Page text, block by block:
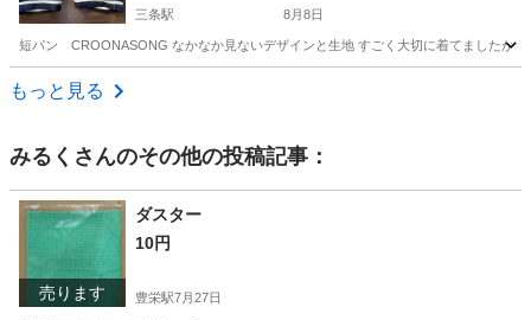
三条駅 8月8日
短パン CROONASONG なかなか見ないデザインと生地 すごく大切に着てましたが
新潟 三条市
もっと見る
みるく さんのその他の投稿記事：
売ります
ダスター
10円
豊栄駅7月27日